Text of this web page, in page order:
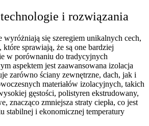
technologie i rozwiązania
wyróżniają się szeregiem unikalnych cech,
sprawiają, że są one bardziej
w porównaniu do tradycyjnych
aspektem jest zaawansowana izolacja
zarówno ściany zewnętrzne, dach, jak i
materiałów izolacyjnych, takich
gęstości, polistyren ekstrudowany,
znacząco zmniejsza straty ciepła, co jest
stabilnej i ekonomicznej temperatury